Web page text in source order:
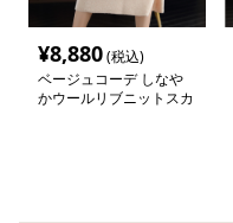
¥8,880(税込)
ベージュコーデ しなや
かウールリブニットスカ